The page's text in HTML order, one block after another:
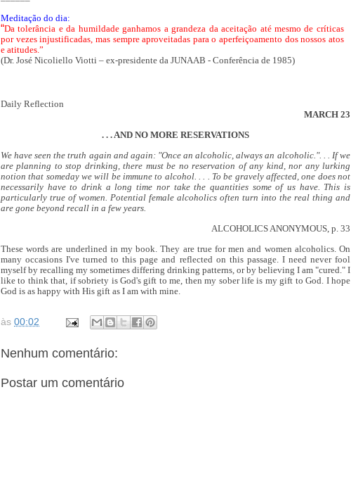
Meditação do dia:
“Da tolerância e da humildade ganhamos a grandeza da aceitação até mesmo de críticas
por vezes injustificadas, mas sempre aproveitadas para o aperfeiçoamento dos nossos atos
e atitudes.”
(Dr. José Nicoliello Viotti – ex-presidente da JUNAAB - Conferência de 1985)
Daily Reflection
MARCH 23
. . . AND NO MORE RESERVATIONS
We have seen the truth again and again: "Once an alcoholic, always an alcoholic.". . . If we
are planning to stop drinking, there must be no reservation of any kind, nor any lurking
notion that someday we will be immune to alcohol. . . . To be gravely affected, one does not
necessarily have to drink a long time nor take the quantities some of us have. This is
particularly true of women. Potential female alcoholics often turn into the real thing and
are gone beyond recall in a few years.
ALCOHOLICS ANONYMOUS, p. 33
These words are underlined in my book. They are true for men and women alcoholics. On
many occasions I've turned to this page and reflected on this passage. I need never fool
myself by recalling my sometimes differing drinking patterns, or by believing I am "cured." I
like to think that, if sobriety is God's gift to me, then my sober life is my gift to God. I hope
God is as happy with His gift as I am with mine.
às 00:02
Nenhum comentário:
Postar um comentário